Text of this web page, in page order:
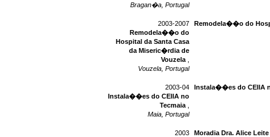
Bragan�a, Portugal
2003-2007
Remodela��o do
Hospital da Santa Casa
da Miseric�rdia de
Vouzela
Vouzela, Portugal
Remodela��o do
2003-04
Instala��es do CEIIA no
Tecmaia
Maia, Portugal
Instala��es do CEIIA
2003
Moradia Dra. Alice Leite